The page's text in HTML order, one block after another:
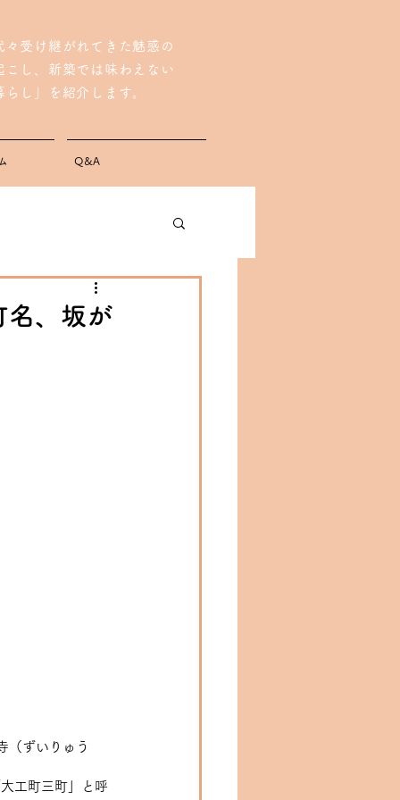
々受け継がれてきた魅惑の
し、 新築では味わえない
し」を紹介します。
Q&A
名、坂が
（ずいりゅう
工町三町」と呼